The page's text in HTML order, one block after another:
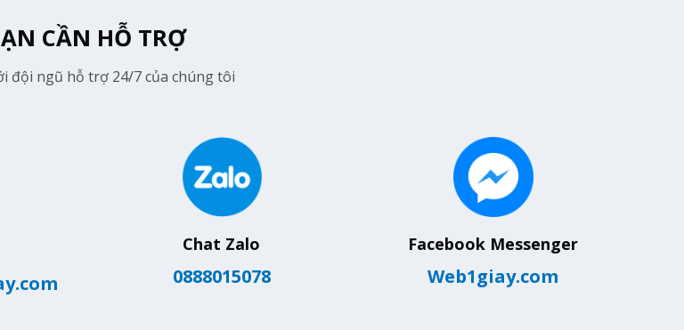
CẦN HỖ TRỢ
đội ngũ hỗ trợ 24/7 của chúng tôi
Chat Zalo
0888015078
Facebook Messenger
Web1giay.com